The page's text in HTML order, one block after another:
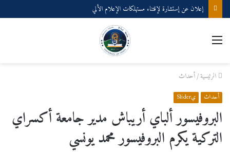
إعلان عن إستشارة لإقتناء مستهلكات الإعلام الألي
القائمة
الرئيسية/أحداث
أحداث يSlider
البروفيسور ألباي أريباش مدير جامعة أكسراي
التركية يكرم البروفيسور محمد يونسي